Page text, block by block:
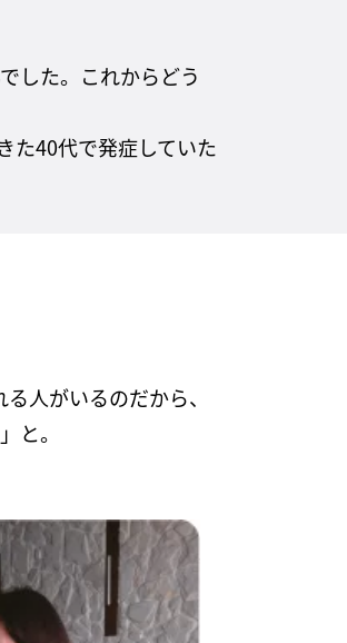
した。これからどう
た40代で発症していた
人がいるのだから、
と。